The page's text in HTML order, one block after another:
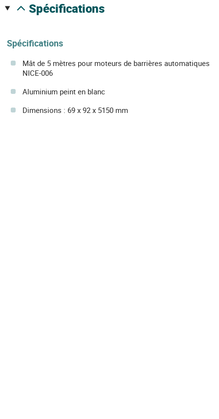
spécifications
Spécifications
Mât de 5 mètres pour moteurs de barrières automatiques
NICE-006
Aluminium peint en blanc
Dimensions : 69 x 92 x 5150 mm